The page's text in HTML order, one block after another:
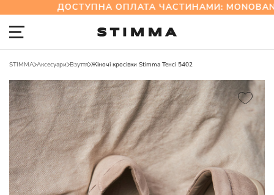
ДОСТУПНА ОПЛАТА ЧАСТИНАМИ:
STIMMA Аксесуари Взуття Жіночі кросівки Stimma Тенсі 5402